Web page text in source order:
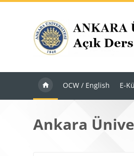
OCW / English E-
Ankara